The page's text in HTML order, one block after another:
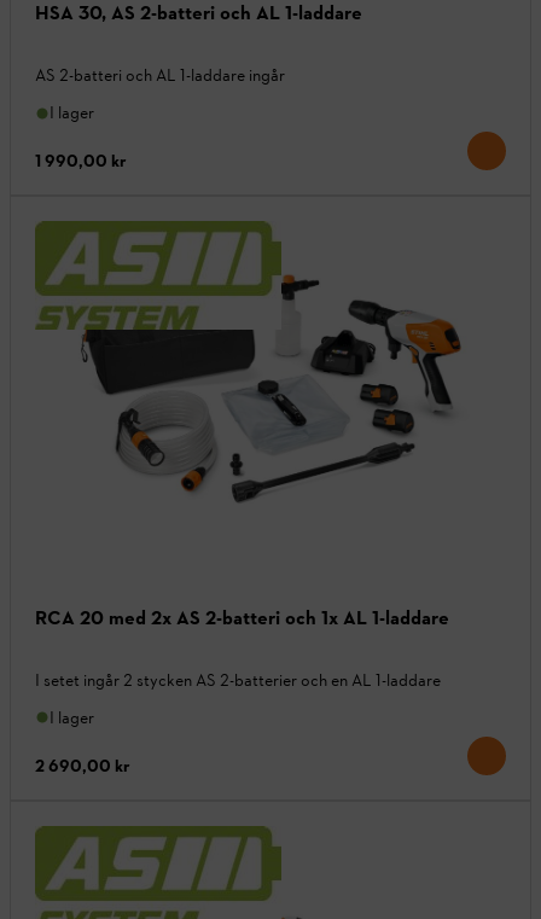
HSA 30, AS 2-batteri och AL 1-laddare
AS 2-batteri och AL 1-laddare ingår
I lager
1 990,00 kr
RCA 20 med 2x AS 2-batteri och 1x AL 1-laddare
I setet ingår 2 stycken AS 2-batterier och en AL 1-laddare
I lager
2 690,00 kr